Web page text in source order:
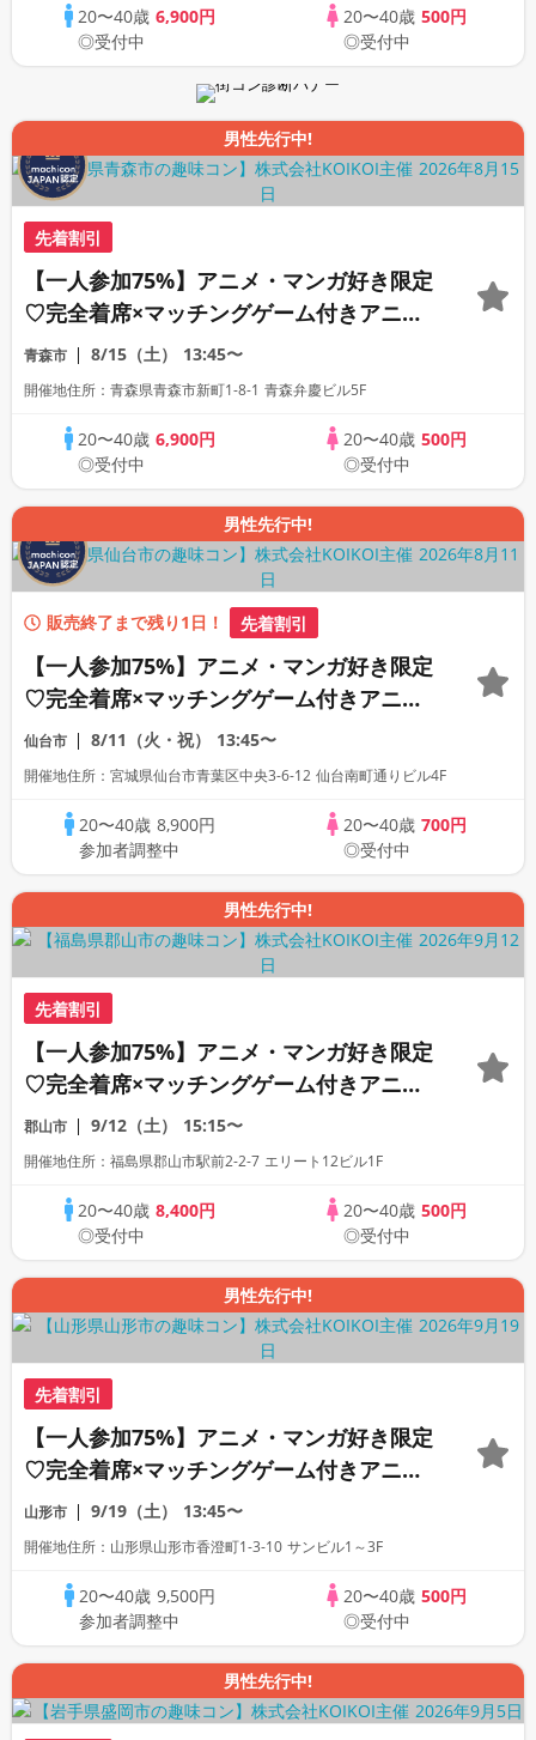
20〜40歳6,900円
◎受付中
20〜40歳 500円
◎受付中
男性先行中!
先着割引
【一人参加75%】アニメ・マンガ好き限定
♡完全着席×マッチングゲーム付きアニメ
コン
青森市 8/15（土） 13:45〜
開催地住所：青森県青森市新町1-8-1 青森弁慶ビル5F
20〜40歳6,900円
◎受付中
20〜40歳 500円
◎受付中
男性先行中!
販売終了まで残り1日！ 先着割引
【一人参加75%】アニメ・マンガ好き限定
♡完全着席×マッチングゲーム付きアニメ
コン
仙台市 8/11（火・祝） 13:45〜
開催地住所：宮城県仙台市青葉区中央3-6-12 仙台南町通りビル4F
20〜40歳 8,900円
参加者調整中
20〜40歳 700円
◎受付中
男性先行中!
先着割引
【一人参加75%】アニメ・マンガ好き限定
♡完全着席×マッチングゲーム付きアニメ
コン
郡山市 9/12（土） 15:15〜
開催地住所：福島県郡山市駅前2-2-7 エリート12ビル1F
20〜40歳8,400円
◎受付中
20〜40歳 500円
◎受付中
男性先行中!
先着割引
【一人参加75%】アニメ・マンガ好き限定
♡完全着席×マッチングゲーム付きアニメ
コン
山形市 9/19（土） 13:45〜
開催地住所：山形県山形市香澄町1-3-10 サンビル1～3F
20〜40歳 9,500円
参加者調整中
20〜40歳 500円
◎受付中
男性先行中!